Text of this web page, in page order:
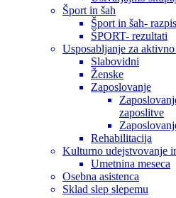
Šport in šah
Šport in šah-
ŠPORT- rezultati
Usposabljanje za
Slabovidni
Ženske
Zaposlovanje
zaposlitve
Rehabilitacija
Kulturno udejstvovanje
Umetnina meseca
Osebna asistenca
Sklad slep slepemu